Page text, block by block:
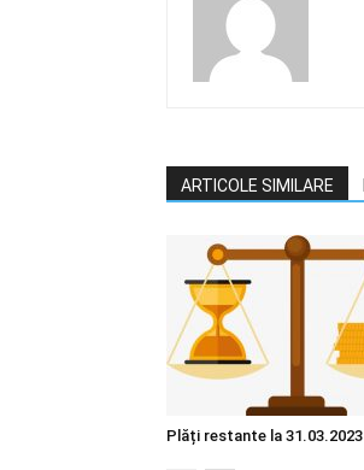
ARTICOLE SIMILARE
Plăți restante la 31.03.2023